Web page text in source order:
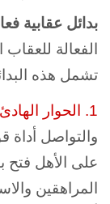
بدائل عقابية
الفعالة
تشمل هذه
1. الحوار الهادئ والتواصل الفعال:
والتواصل أداة
على الأهل فتح
المراهقين